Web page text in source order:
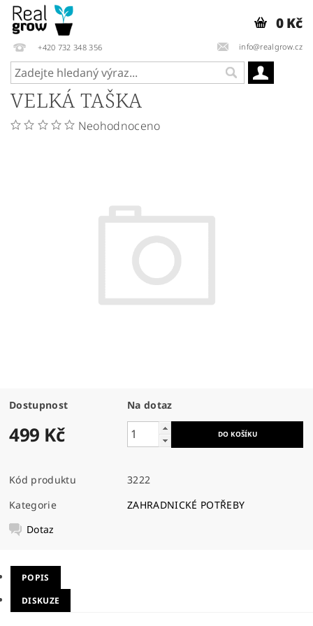
+420 732 348 356 info@realgrow.cz
0 Kč
VELKÁ TAŠKA
Neohodnoceno
Dostupnost Na dotaz
499 Kč
Kód produktu
3222
Kategorie
ZAHRADNICKÉ POTŘEBY
Dotaz
POPIS
DISKUZE